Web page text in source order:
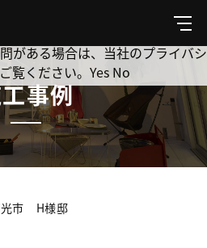
メ
ニ
ュ
事例
光市 H様邸
の活動を追跡してもよろしいです
バシーを極めて重視しています。
がある場合は、当社のプライバシ
覧ください。 Yes No